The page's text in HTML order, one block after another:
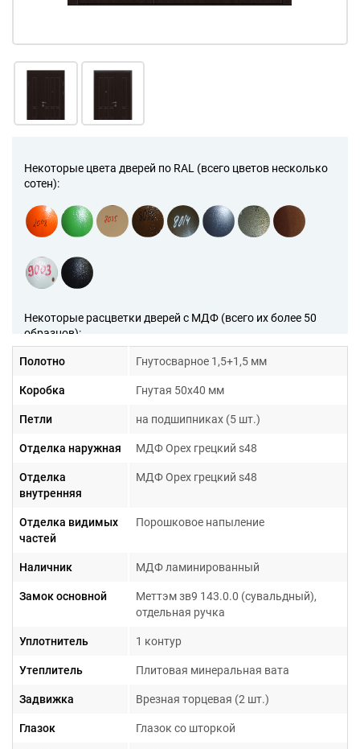
Некоторые цвета дверей по RAL (всего цветов несколько
сотен):
Некоторые расцветки дверей с МДФ (всего их более 50
образцов):
образов):
Полотно Гнутосварное 1,5+1,5 мм
Коробка Гнутая 50х40 мм
Петли на подшипниках (5 шт.)
Отделка наружная МДФ Орех грецкий s48
Отделка
внутренняя
МДФ Орех грецкий s48
Отделка видимых
частей
Порошковое напыление
Наличник МДФ ламинированный
Замок основной
Меттэм зв9 143.0.0 (сувальдный),
отдельная ручка
Уплотнитель 1 контур
Утеплитель Плитовая минеральная вата
Задвижка Врезная торцевая (2 шт.)
Глазок Глазок со шторкой